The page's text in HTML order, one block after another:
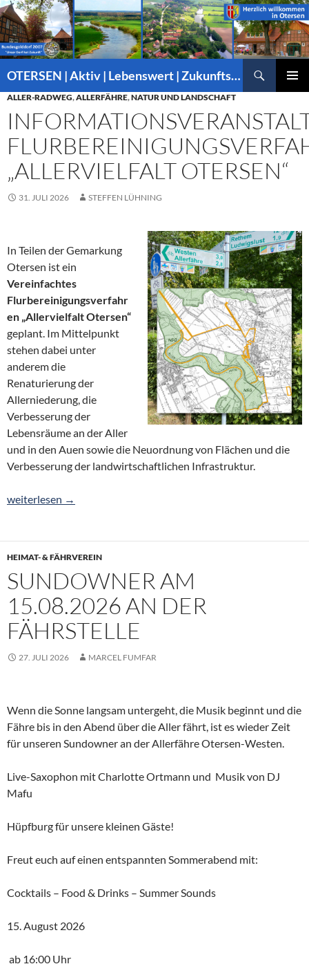
OTERSEN | Aktiv | Lebenswert | Zukunftsorientiert – mitten in Niedersachsen
INHALT
SPRINGEN
ALLER-RADWEG,ALLERFÄHRE,NATUR UND LANDSCHAFT
„ALLERVIELFALT OTERSEN“
31. JULI 2026 STEFFEN LÜHNING
In Teilen der Gemarkung
Otersen ist ein
Vereinfachtes
Flurbereinigungsverfahr
en „Allervielfalt Otersen“
geplant. Im Mittelpunkt
stehen dabei unter
anderem die
Renaturierung der
Allerniederung, die
Verbesserung der
Lebensräume an der Aller
und in den Auen sowie die Neuordnung von Flächen und die
Verbesserung der landwirtschaftlichen Infrastruktur.
Informationsveranstaltung Flurbereinigungsverfahren
weiterlesen →
HEIMAT- & FÄHRVEREIN
SUNDOWNER AM
15.08.2026 AN DER
FÄHRSTELLE
27. JULI 2026 MARCEL FUMFAR
Wenn die Sonne langsam untergeht, die Musik beginnt und die
Fähre bis in den Abend über die Aller fährt, ist es wieder Zeit
für unseren Sundowner an der Allerfähre Otersen-Westen.
Live-Saxophon mit Charlotte Ortmann und Musik von DJ
Mafu
Hüpfburg für unsere kleinen Gäste!
Freut euch auf einen entspannten Sommerabend mit:
Cocktails – Food & Drinks – Summer Sounds
15. August 2026
ab 16:00 Uhr